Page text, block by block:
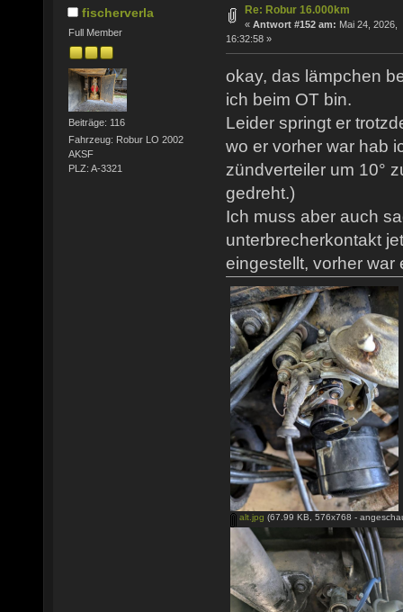
fischerverla
Full Member
Beiträge: 116
Fahrzeug: Robur LO 2002
AKSF
PLZ: A-3321
Re: Robur 16.000km
« Antwort #152 am: Mai 24, 2026,
16:32:58 »
okay, das lämpchen
ich beim OT bin.
Leider springt er
wo er vorher war hab
zündverteiler um 10°
gedreht.)
Ich muss aber auch
unterbrecherkontakt
eingestellt, vorher war
alt.jpg (67.99 KB, 576x768 -